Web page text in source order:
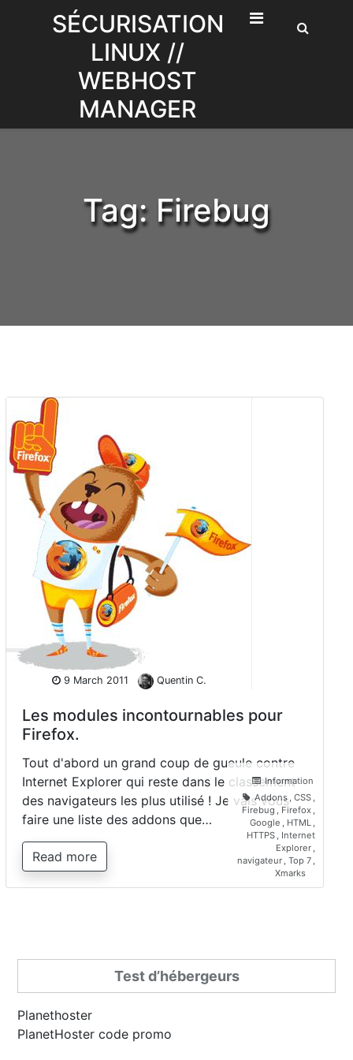
SÉCURISATION
LINUX //
WEBHOST
MANAGER
Tag: Firebug
9 March 2011 Quentin C.
Les modules incontournables pour
Firefox.
Tout d'abord un grand coup de gueule contre
Internet Explorer qui reste dans le classement
des navigateurs les plus utilisé ! Je vais vous
faire une liste des addons que…
Read more
Information
Addons
CSS
Firebug
Firefox
Google
HTML
HTTPS
Internet
Explorer
navigateur
Top 7
Xmarks
Test d’hébergeurs
Planethoster
PlanetHoster code promo